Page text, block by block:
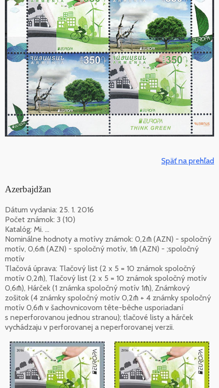
Späť na prehľad
Azerbajdžan
Dátum vydania: 25. 1. 2016
Počet známok: 3 (10)
Katalóg: Mi. ...
Nominálne hodnoty a motívy známok: 0,2₼ (AZN) - spoločný
motív, 0,6₼ (AZN) - spoločný motív, 1₼ (AZN) - ;spoločný
motív
Tlačová úprava: Tlačový list (2 x 5 = 10 známok spoločný
motív 0,2₼), Tlačový list (2 x 5 = 10 známok spoločný motív
0,6₼), Hárček (1 známka spoločný motív 1₼), Známkový
zošitok (4 známky spoločný motív 0,2₼ + 4 známky spoločný
motív 0,6₼ v šachovnicovom tête-bêche usporiadaní
s neperforovanou jednou stranou); tlačové listy a hárček
vychádzaju v perforovanej a neperforovanej verzii.